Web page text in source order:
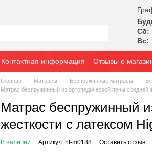
Сб:
Вс:
Контактная информация Отзывы о
Главная Матрасы Беспружинные матрасы
Матраc беспружинный из ортопедической пены средней
Матраc беспружинный
жесткости с латексом
В наличии Артикул: hf-m0188 Оставить отзыв